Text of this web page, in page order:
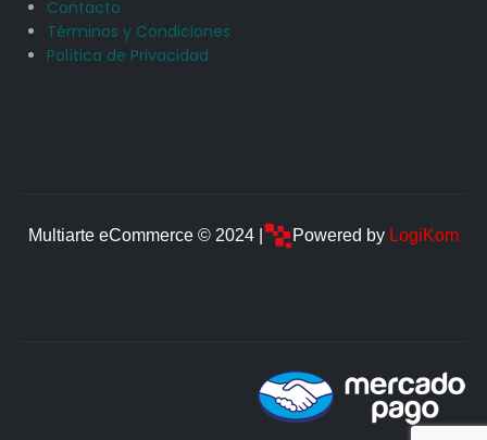
Contacto
Términos y Condiciones
Política de Privacidad
Multiarte eCommerce © 2024 | Powered by LogiKom